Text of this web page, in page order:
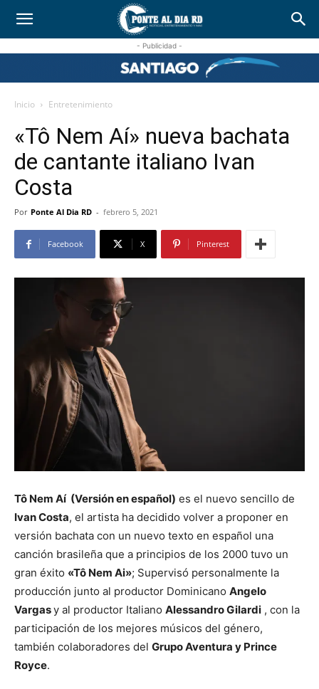
- Publicidad -
Inicio Entretenimiento
«Tô Nem Aí» nueva bachata
de cantante italiano Ivan
Costa
Por Ponte Al Dia RD - febrero 5, 2021
Facebook X Pinterest
Tô Nem Aí (Versión en español) es el nuevo sencillo de
Ivan Costa, el artista ha decidido volver a proponer en
versión bachata con un nuevo texto en español una
canción brasileña que a principios de los 2000 tuvo un
gran éxito «Tô Nem Ai»; Supervisó personalmente la
producción junto al productor Dominicano Angelo
Vargasy al productor Italiano Alessandro Gilardi , con la
participación de los mejores músicos del género,
también colaboradores del Grupo Aventura y Prince
Royce.